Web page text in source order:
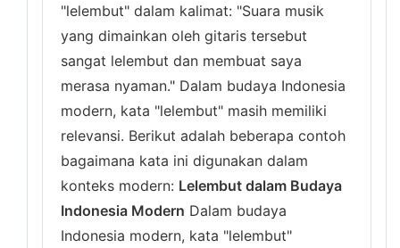
"lelembut" dalam kalimat: "Suara musik
yang dimainkan oleh gitaris tersebut
sangat lelembut dan membuat saya
merasa nyaman." Dalam budaya Indonesia
modern, kata "lelembut" masih memiliki
relevansi. Berikut adalah beberapa contoh
bagaimana kata ini digunakan dalam
konteks modern: Lelembut dalam Budaya
Indonesia Modern Dalam budaya
Indonesia modern, kata "lelembut"